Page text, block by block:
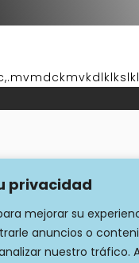
privacidad
mejorar su
anuncios o
nuestro tráfico.
Categorías
Proteína
Suplementos de refuerzo
Barras y snacks proteicos